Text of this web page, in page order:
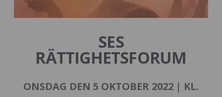
SES
RÄTTIGHETSFORUM
ONSDAG DEN 5 OKTOBER 2022 | KL.